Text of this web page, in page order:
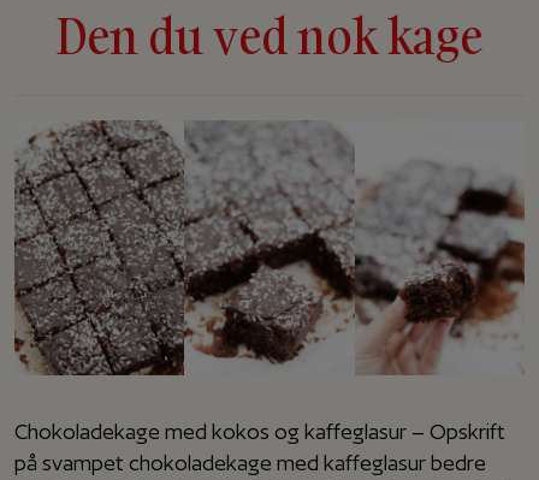
Den du ved nok kage
Chokoladekage med kokos og kaffeglasur – Opskrift
på svampet chokoladekage med kaffeglasur bedre